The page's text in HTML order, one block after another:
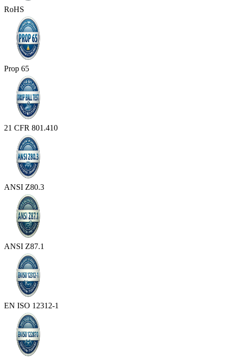
RoHS
Prop 65
21 CFR 801.410
ANSI Z80.3
ANSI Z87.1
EN ISO 12312-1